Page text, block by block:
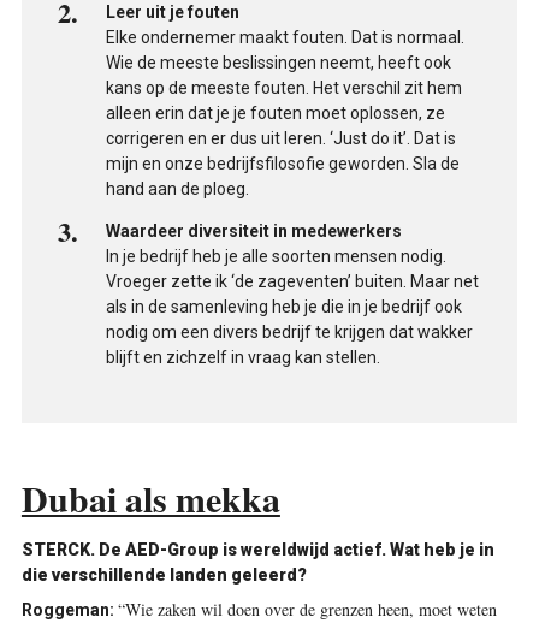
Leer uit je fouten
Elke ondernemer maakt fouten. Dat is normaal.
Wie de meeste beslissingen neemt, heeft ook
kans op de meeste fouten. Het verschil zit hem
alleen erin dat je je fouten moet oplossen, ze
corrigeren en er dus uit leren. ‘Just do it’. Dat is
mijn en onze bedrijfsfilosofie geworden. Sla de
hand aan de ploeg.
Waardeer diversiteit in medewerkers
In je bedrijf heb je alle soorten mensen nodig.
Vroeger zette ik ‘de zageventen’ buiten. Maar net
als in de samenleving heb je die in je bedrijf ook
nodig om een divers bedrijf te krijgen dat wakker
blijft en zichzelf in vraag kan stellen.
Dubai als mekka
STERCK. De AED-Group is wereldwijd actief. Wat heb je in
die verschillende landen geleerd?
Roggeman: “Wie zaken wil doen over de grenzen heen, moet weten